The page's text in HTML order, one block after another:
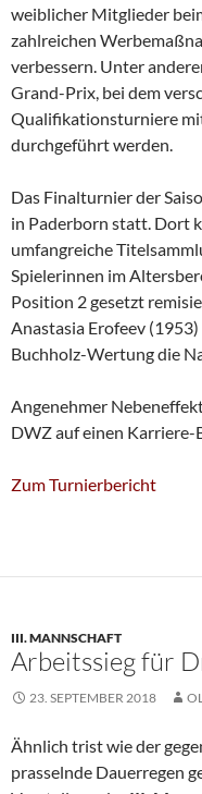
weiblicher Mitglieder
zahlreichen
verbessern. Unter
Grand-Prix, bei dem
Qualifikationsturniere
durchgeführt werden.
Das Finalturnier der
in Paderborn statt. Dort
umfangreiche
Spielerinnen im
Position 2 gesetzt
Anastasia Erofeev
Buchholz-Wertung die
Angenehmer
DWZ auf einen
Zum Turnierbericht
III. MANNSCHAFT
Arbeitssieg für
23. SEPTEMBER 2018
Ähnlich trist wie der
prasselnde Dauerregen